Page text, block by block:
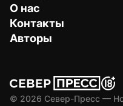
О нас
Контакты
Авторы
© 2026 Север-Пресс —